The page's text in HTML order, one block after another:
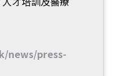
news/press-